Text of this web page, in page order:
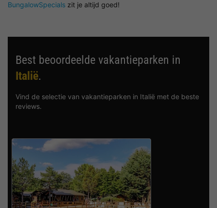
BungalowSpecials zit je altijd goed!
Best beoordeelde vakantieparken in
Italië.
Vind de selectie van vakantieparken in Italië met de beste
reviews.